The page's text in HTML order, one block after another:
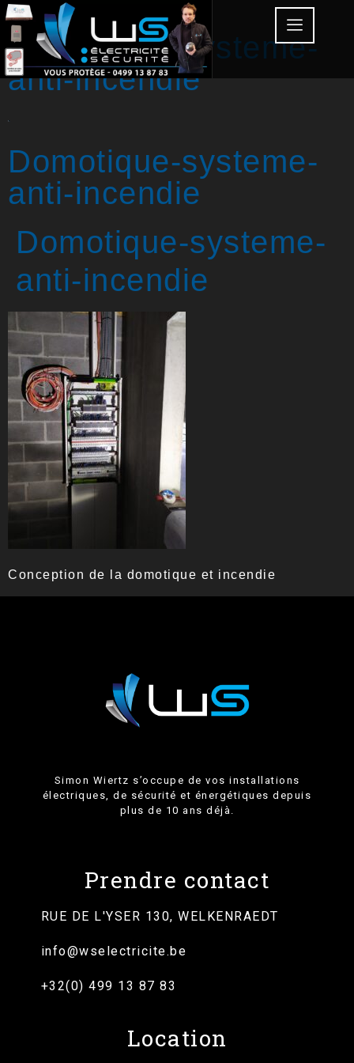
Domotique-systeme-
anti-incendie
Domotique-systeme-
anti-incendie
Domotique-systeme-
anti-incendie
Conception de la domotique et incendie
Simon Wiertz s’occupe de vos installations
électriques, de sécurité et énergétiques depuis
plus de 10 ans déjà.
Prendre contact
RUE DE L'YSER 130, WELKENRAEDT
info@wselectricite.be
+32(0) 499 13 87 83
Location